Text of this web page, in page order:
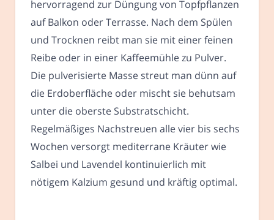
hervorragend zur Düngung von Topfpflanzen
auf Balkon oder Terrasse. Nach dem Spülen
und Trocknen reibt man sie mit einer feinen
Reibe oder in einer Kaffeemühle zu Pulver.
Die pulverisierte Masse streut man dünn auf
die Erdoberfläche oder mischt sie behutsam
unter die oberste Substratschicht.
Regelmäßiges Nachstreuen alle vier bis sechs
Wochen versorgt mediterrane Kräuter wie
Salbei und Lavendel kontinuierlich mit
nötigem Kalzium gesund und kräftig optimal.